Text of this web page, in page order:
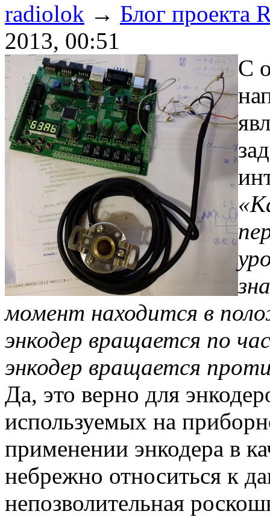
radiolok → Блог проекта
2013, 00:51
С
момент находится в
энкодер вращается по
энкодер вращается
Да, это верно для
используемых на
применении энкодера в
небрежно относиться к
непозволительная